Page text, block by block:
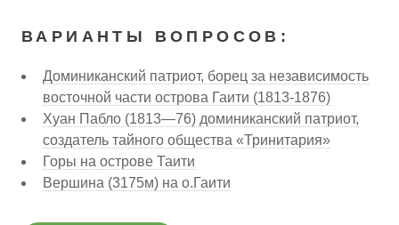
ВАРИАНТЫ ВОПРОСОВ:
Доминиканский патриот, борец за независимость
восточной части острова Гаити (1813-1876)
Хуан Пабло (1813—76) доминиканский патриот,
создатель тайного общества «Тринитария»
Горы на острове Таити
Вершина (3175м) на о.Гаити